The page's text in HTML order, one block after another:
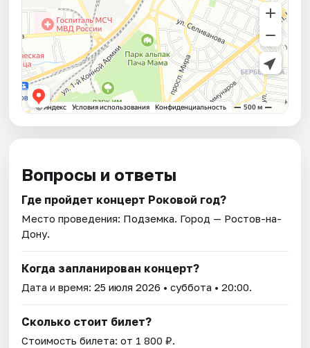
Вопросы и ответы
Где пройдет концерт Роковой год?
Место проведения: Подземка. Город — Ростов-на-
Дону.
Когда запланирован концерт?
Дата и время:25 июля 2026 • суббота • 20:00.
Сколько стоит билет?
Стоимость билета: от 1 800 ₽.